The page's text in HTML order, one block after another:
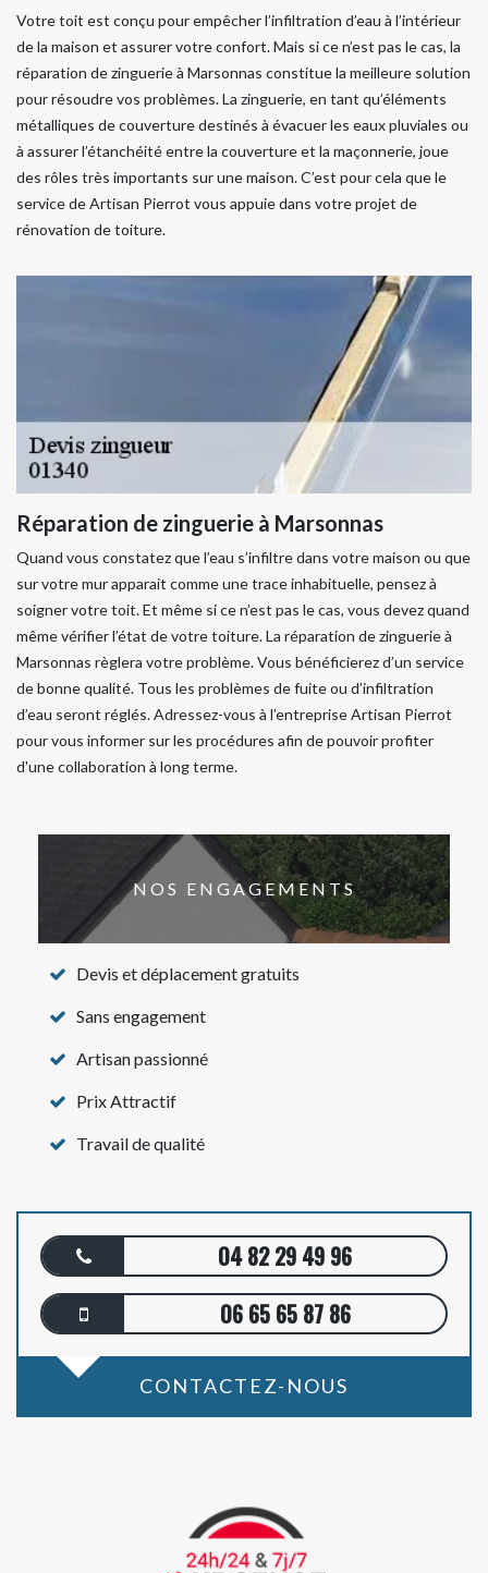
Votre toit est conçu pour empêcher l’infiltration d’eau à l’intérieur
de la maison et assurer votre confort. Mais si ce n’est pas le cas, la
réparation de zinguerie à Marsonnas constitue la meilleure solution
pour résoudre vos problèmes. La zinguerie, en tant qu’éléments
métalliques de couverture destinés à évacuer les eaux pluviales ou
à assurer l’étanchéité entre la couverture et la maçonnerie, joue
des rôles très importants sur une maison. C’est pour cela que le
service de Artisan Pierrot vous appuie dans votre projet de
rénovation de toiture.
Réparation de zinguerie à Marsonnas
Quand vous constatez que l’eau s’infiltre dans votre maison ou que
sur votre mur apparait comme une trace inhabituelle, pensez à
soigner votre toit. Et même si ce n’est pas le cas, vous devez quand
même vérifier l’état de votre toiture. La réparation de zinguerie à
Marsonnas règlera votre problème. Vous bénéficierez d’un service
de bonne qualité. Tous les problèmes de fuite ou d’infiltration
d’eau seront réglés. Adressez-vous à l’entreprise Artisan Pierrot
pour vous informer sur les procédures afin de pouvoir profiter
d'une collaboration à long terme.
NOS ENGAGEMENTS
Devis et déplacement gratuits
Sans engagement
Artisan passionné
Prix Attractif
Travail de qualité
04 82 29 49 96
06 65 65 87 86
CONTACTEZ-NOUS